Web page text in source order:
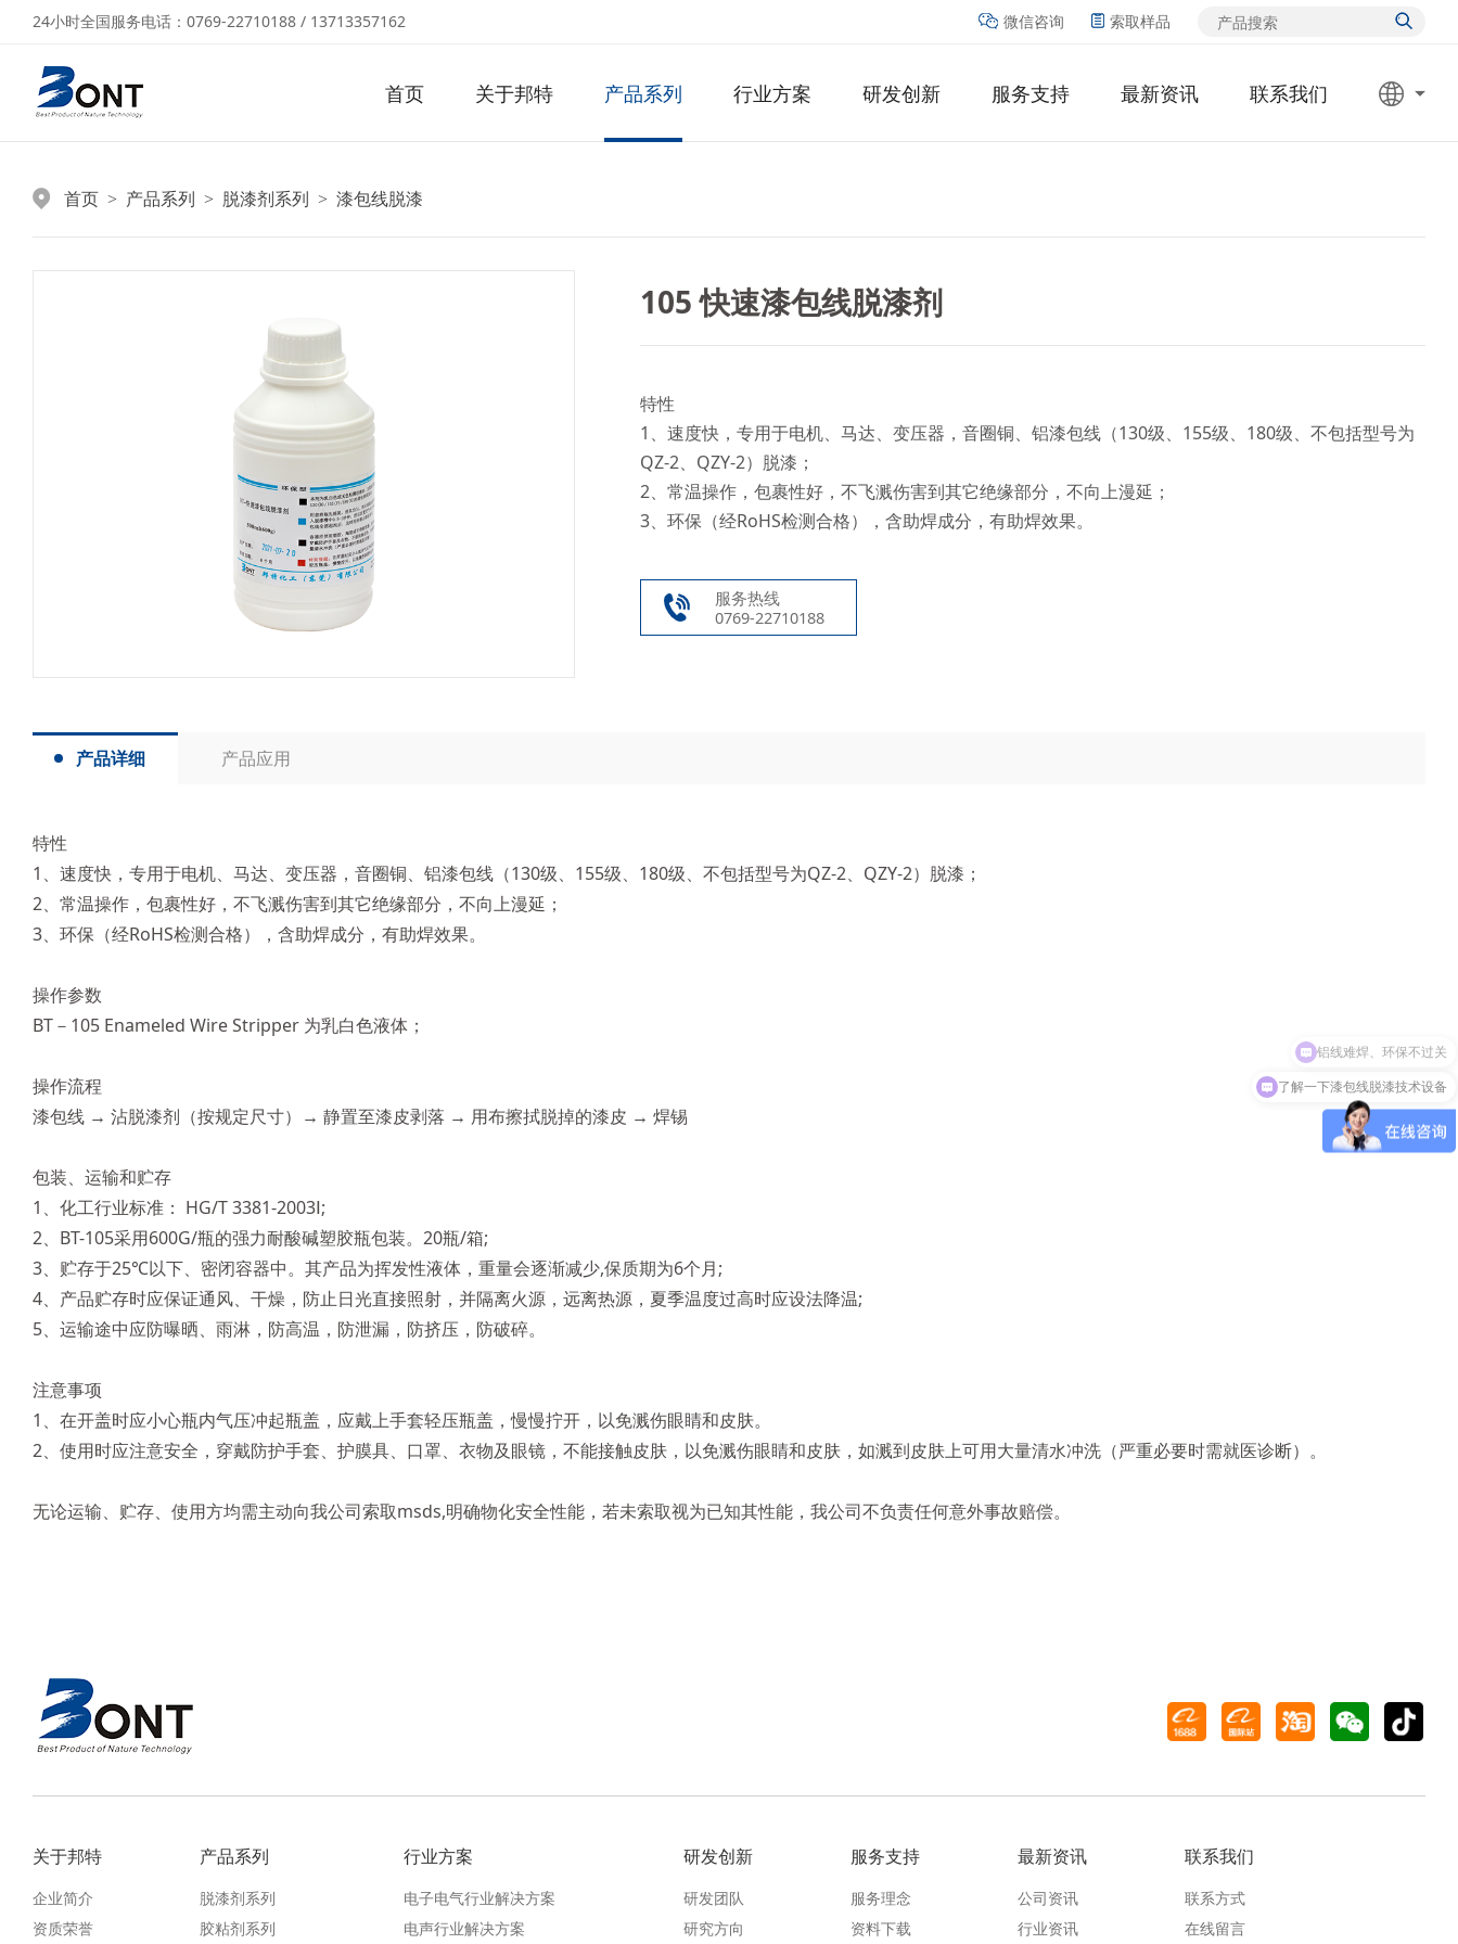
24小时全国服务电话：0769-22710188 / 13713357162 微信咨询 索取样品
首页 关于邦特 产品系列 行业方案 研发创新 服务支持 最新资讯 联系我们
首页 > 产品系列 > 脱漆剂系列 > 漆包线脱漆
105 快速漆包线脱漆剂
特性
1、速度快，专用于电机、马达、变压器，音圈铜、铝漆包线（130级、155级、180级、不包括型号为
QZ-2、QZY-2）脱漆；
2、常温操作，包裹性好，不飞溅伤害到其它绝缘部分，不向上漫延；
3、环保（经RoHS检测合格），含助焊成分，有助焊效果。
服务热线
0769-22710188
产品详细 产品应用
特性
1、速度快，专用于电机、马达、变压器，音圈铜、铝漆包线（130级、155级、180级、不包括型号为QZ-2、QZY-2）脱漆；
2、常温操作，包裹性好，不飞溅伤害到其它绝缘部分，不向上漫延；
3、环保（经RoHS检测合格），含助焊成分，有助焊效果。
操作参数
BT－105 Enameled Wire Stripper 为乳白色液体；
操作流程
漆包线 → 沾脱漆剂（按规定尺寸）→ 静置至漆皮剥落 → 用布擦拭脱掉的漆皮 → 焊锡
包装、运输和贮存
1、化工行业标准： HG/T 3381-2003Ⅰ;
2、BT-105采用600G/瓶的强力耐酸碱塑胶瓶包装。20瓶/箱;
3、贮存于25℃以下、密闭容器中。其产品为挥发性液体，重量会逐渐减少,保质期为6个月;
4、产品贮存时应保证通风、干燥，防止日光直接照射，并隔离火源，远离热源，夏季温度过高时应设法降温;
5、运输途中应防曝晒、雨淋，防高温，防泄漏，防挤压，防破碎。
注意事项
1、在开盖时应小心瓶内气压冲起瓶盖，应戴上手套轻压瓶盖，慢慢拧开，以免溅伤眼睛和皮肤。
2、使用时应注意安全，穿戴防护手套、护膜具、口罩、衣物及眼镜，不能接触皮肤，以免溅伤眼睛和皮肤，如溅到皮肤上可用大量清水冲洗（严重必要时需就医诊断）。
无论运输、贮存、使用方均需主动向我公司索取msds,明确物化安全性能，若未索取视为已知其性能，我公司不负责任何意外事故赔偿。
关于邦特
企业简介
资质荣誉
产品系列
脱漆剂系列
胶粘剂系列
行业方案
电子电气行业解决方案
电声行业解决方案
研发创新
研发团队
研究方向
服务支持
服务理念
资料下载
最新资讯
公司资讯
行业资讯
联系我们
联系方式
在线留言
了解一下漆包线脱漆技术设备